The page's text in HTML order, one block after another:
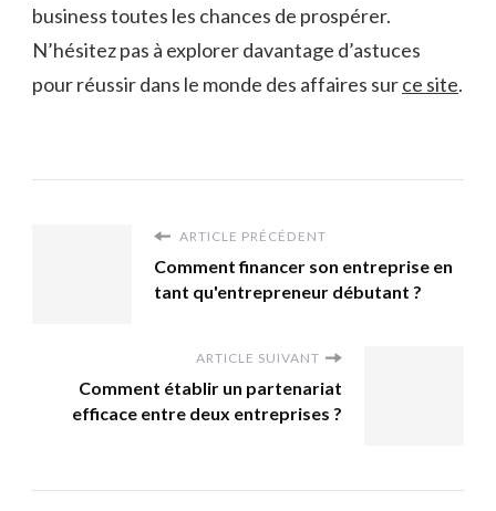
business toutes les chances de prospérer.
N’hésitez pas à explorer davantage d’astuces
pour réussir dans le monde des affaires surce site.
ARTICLE PRÉCÉDENT
Comment financer son entreprise en
tant qu'entrepreneur débutant ?
ARTICLE SUIVANT
Comment établir un partenariat
efficace entre deux entreprises ?